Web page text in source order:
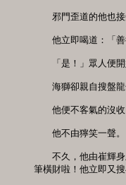
邪門歪道的他也接
他立即喝道：「善
「是！」眾人便開
海獅卻親自搜盤龍
他便不客氣的沒收
他不由獰笑一聲。
不久，他由崔輝身
筆橫財啦！他立即又